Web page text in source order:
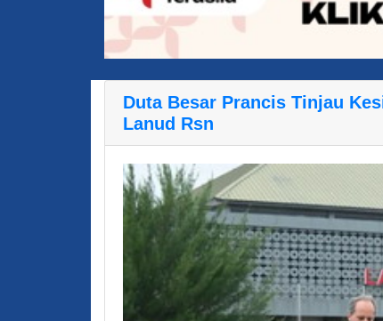
Duta Besar Prancis Tinjau
Lanud Rsn